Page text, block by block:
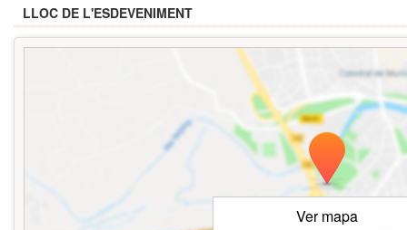
LLOC DE L'ESDEVENIMENT
Ver mapa